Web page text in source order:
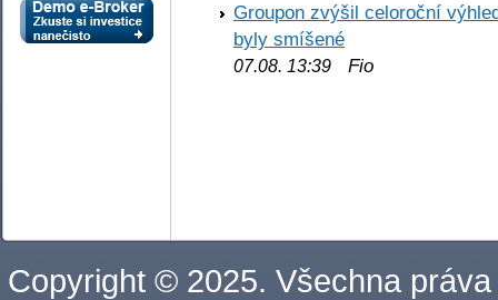
Groupon zvýšil celoroční
byly smíšené
07.08. 13:39 Fio
Copyright © 2025. Všechna práva